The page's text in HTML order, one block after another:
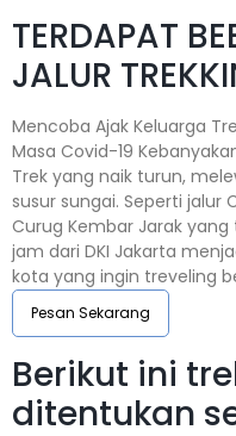
TERDAPAT
JALUR
Mencoba Ajak Keluarga
Masa Covid-19
Trek yang naik turun,
susur sungai. Seperti jalur
Curug Kembar Jarak
jam dari DKI Jakarta
kota yang ingin treveling
Pesan Sekarang
Berikut ini
ditentukan